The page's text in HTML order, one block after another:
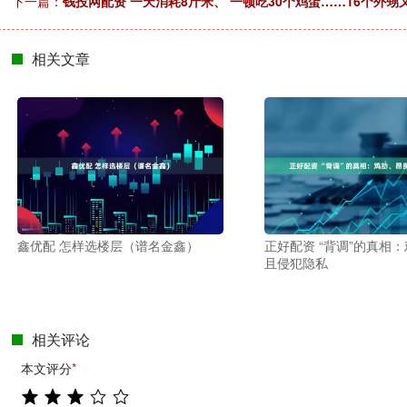
相关文章
鑫优配 怎样选楼层（谱名金鑫）
正好配资 “背调”的真相
且侵犯隐私
相关评论
本文评分*